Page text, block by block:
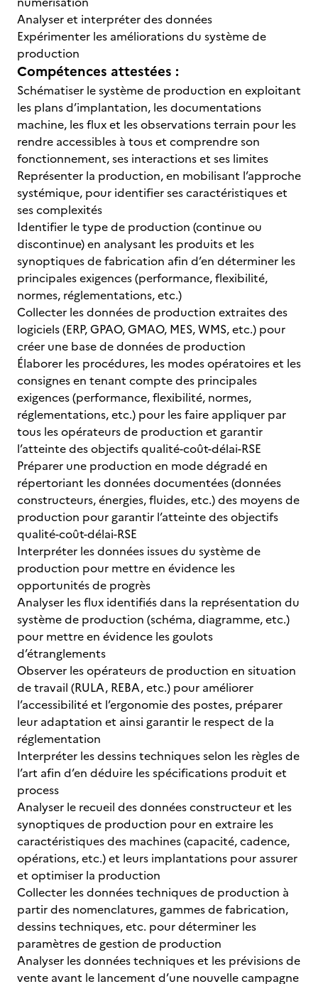
Analyser et interpréter des données
Expérimenter les améliorations du système de
production
Compétences attestées :
Schématiser le système de production en exploitant
les plans d’implantation, les documentations
machine, les flux et les observations terrain pour les
rendre accessibles à tous et comprendre son
fonctionnement, ses interactions et ses limites
Représenter la production, en mobilisant l’approche
systémique, pour identifier ses caractéristiques et
ses complexités
Identifier le type de production (continue ou
discontinue) en analysant les produits et les
synoptiques de fabrication afin d’en déterminer les
principales exigences (performance, flexibilité,
normes, réglementations, etc.)
Collecter les données de production extraites des
logiciels (ERP, GPAO, GMAO, MES, WMS, etc.) pour
créer une base de données de production
Élaborer les procédures, les modes opératoires et les
consignes en tenant compte des principales
exigences (performance, flexibilité, normes,
réglementations, etc.) pour les faire appliquer par
tous les opérateurs de production et garantir
l’atteinte des objectifs qualité-coût-délai-RSE
Préparer une production en mode dégradé en
répertoriant les données documentées (données
constructeurs, énergies, fluides, etc.) des moyens de
production pour garantir l’atteinte des objectifs
qualité-coût-délai-RSE
Interpréter les données issues du système de
production pour mettre en évidence les
opportunités de progrès
Analyser les flux identifiés dans la représentation du
système de production (schéma, diagramme, etc.)
pour mettre en évidence les goulots
d’étranglements
Observer les opérateurs de production en situation
de travail (RULA, REBA, etc.) pour améliorer
l’accessibilité et l’ergonomie des postes, préparer
leur adaptation et ainsi garantir le respect de la
réglementation
Interpréter les dessins techniques selon les règles de
l’art afin d’en déduire les spécifications produit et
process
Analyser le recueil des données constructeur et les
synoptiques de production pour en extraire les
caractéristiques des machines (capacité, cadence,
opérations, etc.) et leurs implantations pour assurer
et optimiser la production
Collecter les données techniques de production à
partir des nomenclatures, gammes de fabrication,
dessins techniques, etc. pour déterminer les
paramètres de gestion de production
Analyser les données techniques et les prévisions de
vente avant le lancement d’une nouvelle campagne